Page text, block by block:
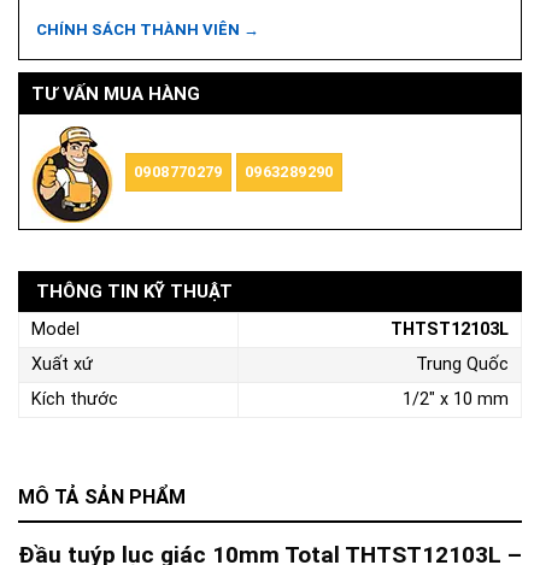
CHÍNH SÁCH THÀNH VIÊN →
TƯ VẤN MUA HÀNG
0908770279 0963289290
MÔ TẢ SẢN PHẨM
Đầu tuýp lục giác 10mm Total THTST12103L –
THÔNG TIN KỸ THUẬT
Model
THTST12103L
Xuất xứ
Trung Quốc
Kích thước
1/2" x 10 mm